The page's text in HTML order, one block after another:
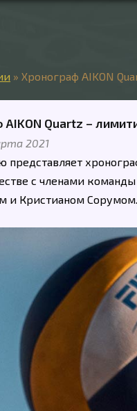
» Хронограф AIKON
AIKON Quartz –
2021
представляет
с членами
и Кристианом Сорумом.